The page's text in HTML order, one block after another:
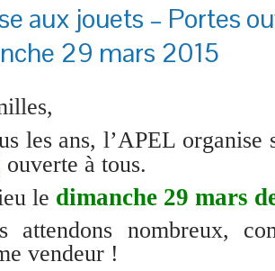
aux jouets – Portes
29 mars 2015
les ans, l’APEL organise
ouverte à tous.
le dimanche 29 mars
attendons nombreux,
vendeur !